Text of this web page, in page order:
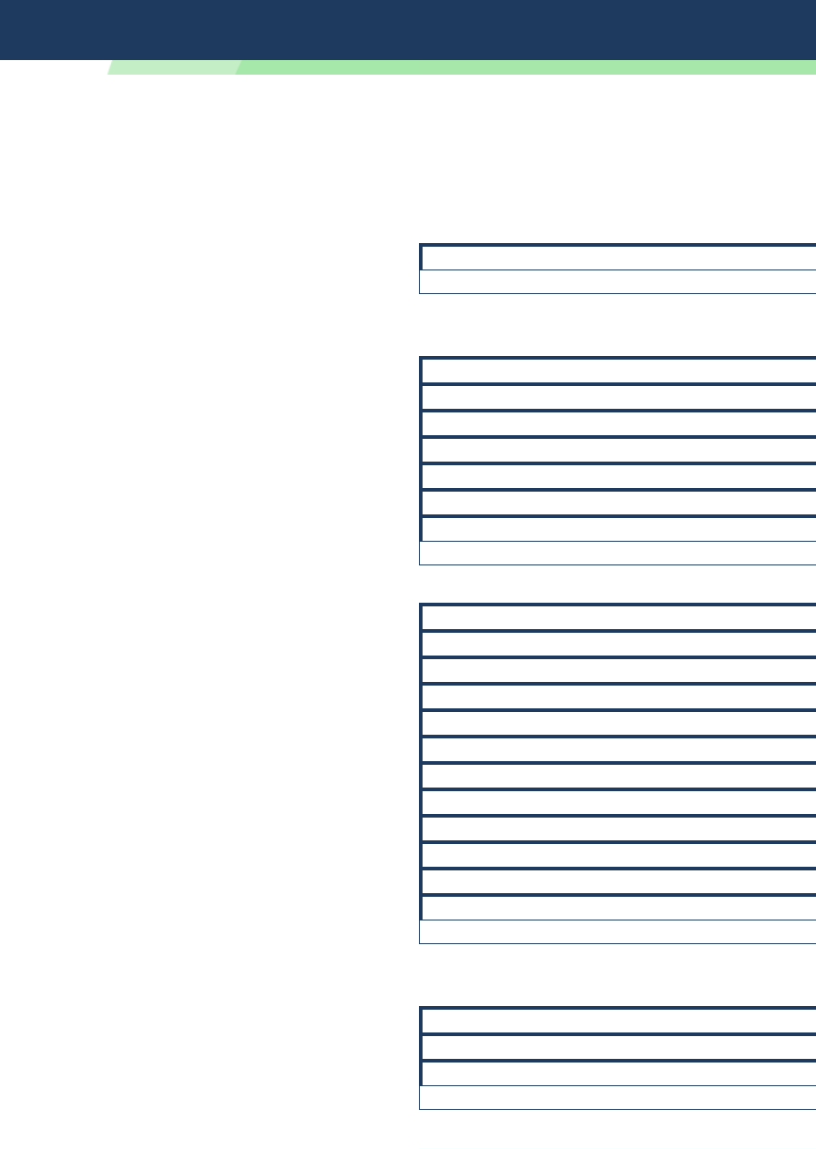
וכנראה אתם מרגישים מעט מוצפים. זה טבעי לחלוטין. הצהרת הון ראשונה היא מסמך שבו
שלכם נכון לתאריך מסוים – מה שיש לכם בבנק, נכסי נדל"ן, רכבים, חסכונות, הלוואות
בהליך שגרתי שכמעט כל עצמאי וכל בעל הכנסה משמעותית עובר במהלך חייו.
. הדוח השנתי מתעד את ההכנסות וההוצאות שלכם לאורך שנת מס אחת – כמה הרווחתם וכמה
שלכם בנקודת זמן מסוימת. היא לא מסתכלת על הזרימה השנתית אלא על המאזן הכולל. ההצהרה
לכל ההצהרות שיגיעו בעתיד, ולכן כדאי להשקיע בה את מלוא תשומת הלב.
של נישומים שצפויים לקבל דרישה למילוי הצהרת הון:
– ברוב המקרים, מי שפותח תיק עוסק במס הכנסה יקבל דרישה להגיש הצהרת הון ראשונה בתוך 3-5 השנים הראשונות לפעילות. זה נכון
בדרך כלל להגיש הצהרת הון, גם אם הוא מקבל משכורת כשכיר מאותה חברה.
זמן.
הדרישה מגיעה בכתב ומפרטת את התאריך הקובע שאליו צריכה ההצהרה להתייחס.